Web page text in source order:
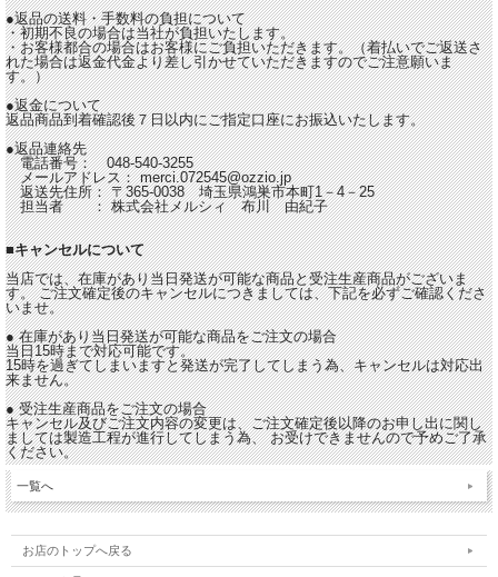
●返品の送料・手数料の負担について
・初期不良の場合は当社が負担いたします。
・お客様都合の場合はお客様にご負担いただきます。（着払いでご返送さ
れた場合は返金代金より差し引かせていただきますのでご注意願いま
す。）
●返金について
返品商品到着確認後７日以内にご指定口座にお振込いたします。
●返品連絡先
電話番号： 048-540-3255
メールアドレス： merci.072545@ozzio.jp
返送先住所： 〒365-0038 埼玉県鴻巣市本町1－4－25
担当者 ： 株式会社メルシィ 布川 由紀子
■キャンセルについて
当店では、在庫があり当日発送が可能な商品と受注生産商品がございま
す。 ご注文確定後のキャンセルにつきましては、下記を必ずご確認くださ
いませ。
● 在庫があり当日発送が可能な商品をご注文の場合
当日15時まで対応可能です。
15時を過ぎてしまいますと発送が完了してしまう為、キャンセルは対応出
来ません。
● 受注生産商品をご注文の場合
キャンセル及びご注文内容の変更は、ご注文確定後以降のお申し出に関し
ましては製造工程が進行してしまう為、 お受けできませんので予めご了承
ください。
一覧へ
お店のトップへ戻る